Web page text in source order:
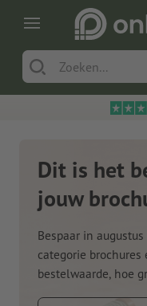
Dit is het
jouw
Bespaar in
categorie brochures
bestelwaarde, hoe